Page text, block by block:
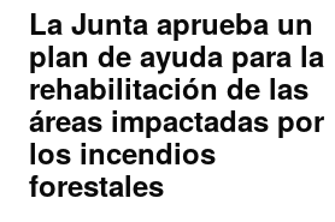
La Junta aprueba un
plan de ayuda para la
rehabilitación de las
áreas impactadas por
los incendios
forestales